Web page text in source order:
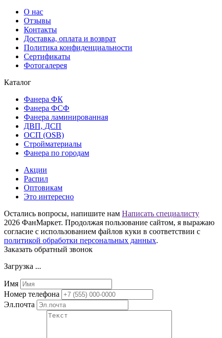
О нас
Отзывы
Контакты
Доставка, оплата и возврат
Политика конфиденциальности
Сертификаты
Фотогалерея
Каталог
Фанера ФК
Фанера ФСФ
Фанера ламинированная
ДВП, ДСП
ОСП (OSB)
Стройматериалы
Фанера по городам
Акции
Распил
Оптовикам
Это интересно
Остались вопросы, напишите нам Написать специалисту
2026 ФанМаркет. Продолжая пользование сайтом, я выражаю
согласие с использованием файлов куки в соответствии с
политикой обработки персональных данных.
Заказать обратный звонок
Загрузка ...
Имя
Номер телефона
Эл.почта